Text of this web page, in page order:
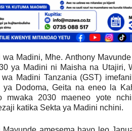
wa Madini, Mhe. Anthony
ya Madini ni Maisha na Utajiri,
wa Madini Tanzania (GST)
ya Dodoma, Geita na eneo la
mwaka 2030 maeneo yote
katika Sekta ya Madini nchini.